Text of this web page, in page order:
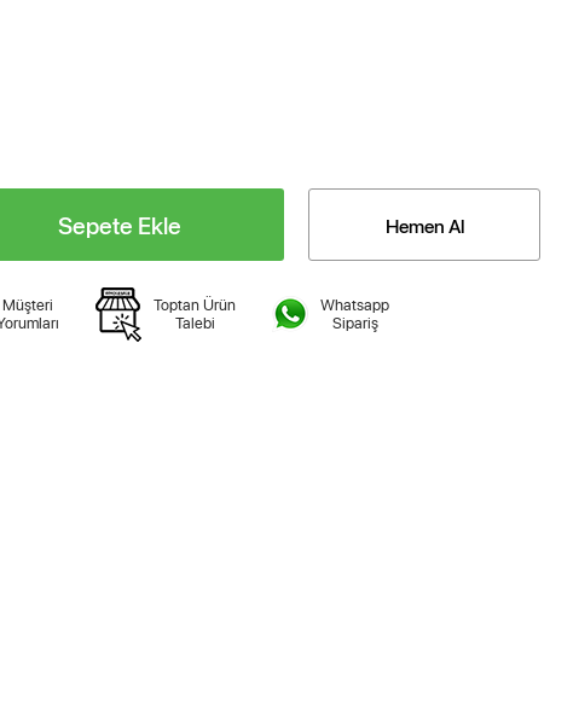
Sepete Ekle Hemen Al
Müşteri
Toptan Ürün
Talebi
Whatsapp
Sipariş